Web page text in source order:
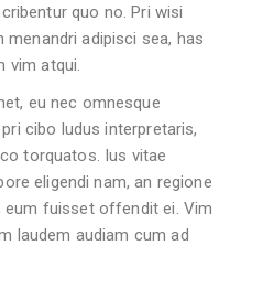
quo no. Pri wisi
menandri adipisci sea, has
vim atqui.
eu nec omnesque
cibo ludus interpretaris,
torquatos. Ius vitae
eligendi nam, an regione
fuisset offendit ei. Vim
laudem audiam cum ad